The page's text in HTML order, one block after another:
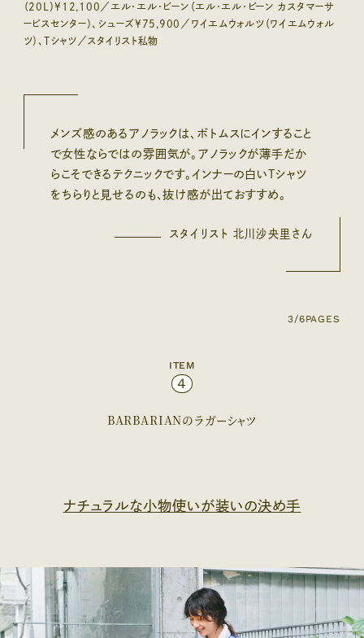
（20L）¥12,100／エル・エル・ビーン（エル・エル・ビーン カスタマーサ
ービスセンター）、シューズ¥75,900／ワイエムウォルツ（ワイエムウォル
ツ）、Tシャツ／スタイリスト私物
メンズ感のあるアノラックは、ボトムスにインすること
で女性ならではの雰囲気が。アノラックが薄手だか
らこそできるテクニックです。インナーの白いTシャツ
をちらりと見せるのも、抜け感が出ておすすめ。
スタイリスト 北川沙央里さん
3/6PAGES
ITEM
4
BARBARIANのラガーシャツ
ナチュラルな小物使いが装いの決め手